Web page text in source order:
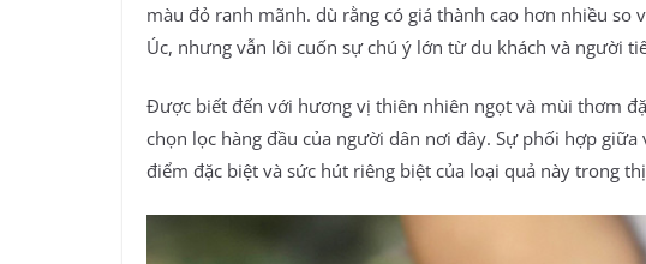
màu đỏ ranh mãnh. dù rằng có giá thành cao hơn nhiều so
Úc, nhưng vẫn lôi cuốn sự chú ý lớn từ du khách và người
Được biết đến với hương vị thiên nhiên ngọt và mùi thơm
chọn lọc hàng đầu của người dân nơi đây. Sự phối hợp
điểm đặc biệt và sức hút riêng biệt của loại quả này trong